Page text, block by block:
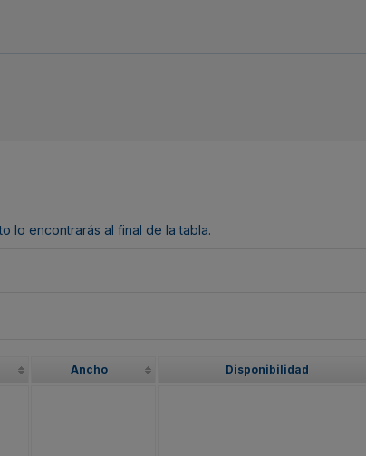
lo encontrarás al final de la tabla.
Ancho Disponibilidad